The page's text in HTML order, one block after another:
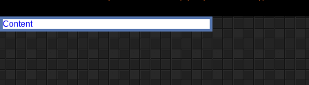
Content